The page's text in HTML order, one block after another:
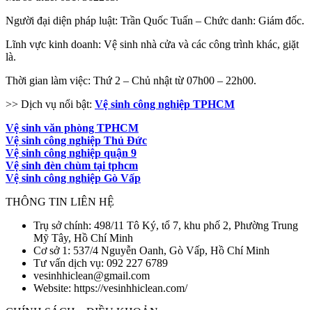
Người đại diện pháp luật: Trần Quốc Tuấn – Chức danh: Giám đốc.
Lĩnh vực kinh doanh: Vệ sinh nhà cửa và các công trình khác, giặt
là.
Thời gian làm việc: Thứ 2 – Chủ nhật từ 07h00 – 22h00.
>> Dịch vụ nổi bật: Vệ sinh công nghiệp TPHCM
Vệ sinh văn phòng TPHCM
Vệ sinh công nghiệp Thủ Đức
Vệ sinh công nghiệp quận 9
Vệ sinh đèn chùm tại tphcm
Vệ sinh công nghiệp Gò Vấp
THÔNG TIN LIÊN HỆ
Trụ sở chính: 498/11 Tô Ký, tổ 7, khu phố 2, Phường Trung
Mỹ Tây, Hồ Chí Minh
Cơ sở 1: 537/4 Nguyễn Oanh, Gò Vấp, Hồ Chí Minh
Tư vấn dịch vụ: 092 227 6789
vesinhhiclean@gmail.com
Website: https://vesinhhiclean.com/